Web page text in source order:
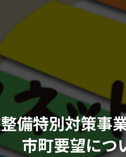
備特別対策事
市町要望につ